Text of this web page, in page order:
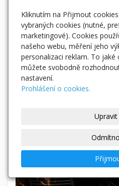
Kliknutím na Přijmout
vybraných cookies (nutné,
marketingové). Cookies
našeho webu, měření jeho
personalizaci reklam. To
můžete svobodně
nastavení.
Prohlášení o cookies.